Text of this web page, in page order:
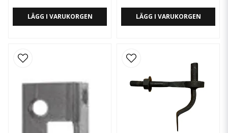
LÄGG I VARUKORGEN LÄGG I VARUKORGEN